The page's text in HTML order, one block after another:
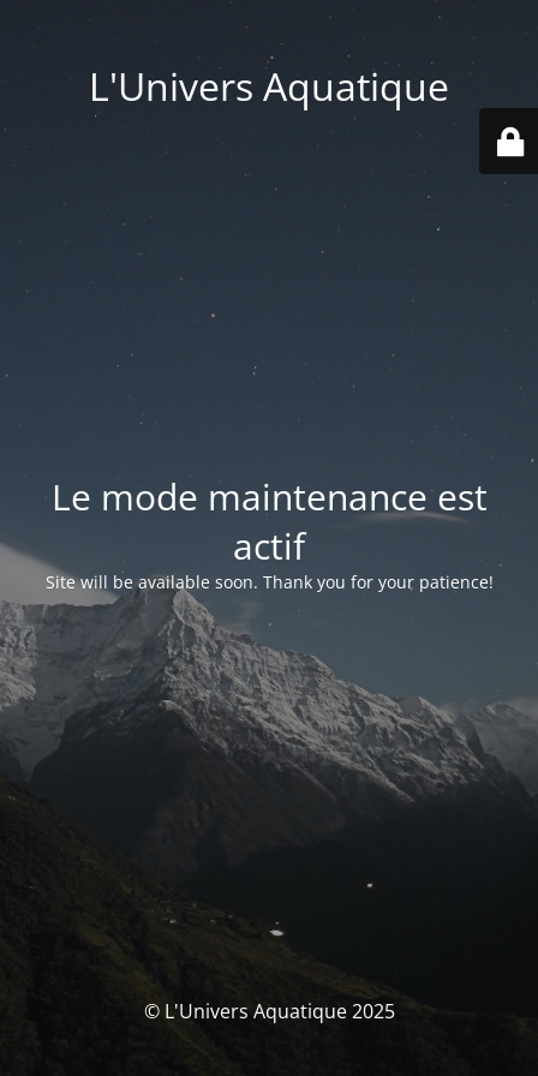
L'Univers Aquatique
Le mode maintenance est
actif
Site will be available soon. Thank you for your patience!
© L'Univers Aquatique 2025